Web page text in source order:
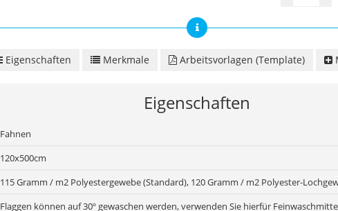
Eigenschaften Merkmale Arbeitsvorlagen (Template)
Eigenschaften
Fahnen
120x500cm
115 Gramm / m2 Polyestergewebe (Standard), 120 Gramm / m2 Polyester-
Flaggen können auf 30º gewaschen werden, verwenden Sie hierfür